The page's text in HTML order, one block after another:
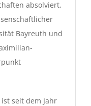
absolviert,
Bayreuth und
seit dem Jahr